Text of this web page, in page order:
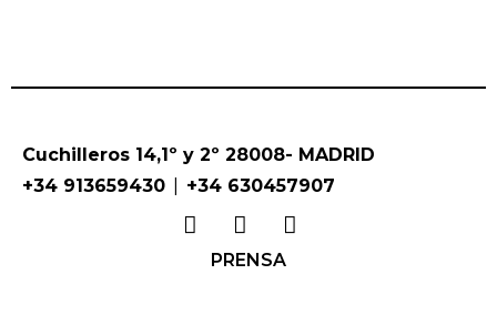
Cuchilleros 14,1º y 2º 28008- MADRID
+34 913659430 | +34 630457907
PRENSA